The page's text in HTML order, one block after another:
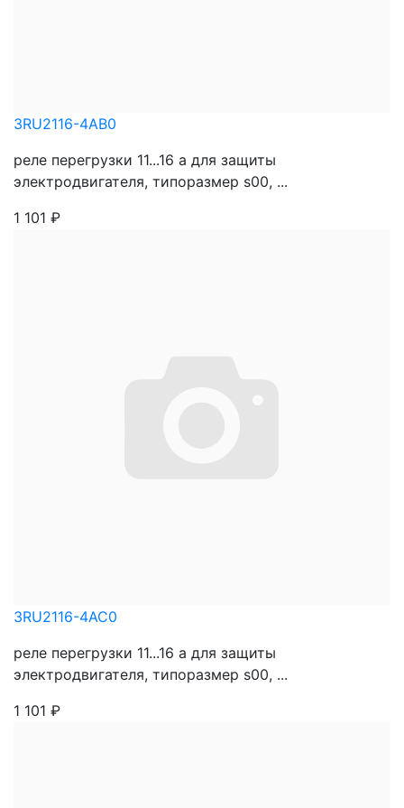
3RU2116-4AB0
реле перегрузки 11...16 a для защиты
электродвигателя, типоразмер s00, ...
1 101 ₽
3RU2116-4AC0
реле перегрузки 11...16 a для защиты
электродвигателя, типоразмер s00, ...
1 101 ₽